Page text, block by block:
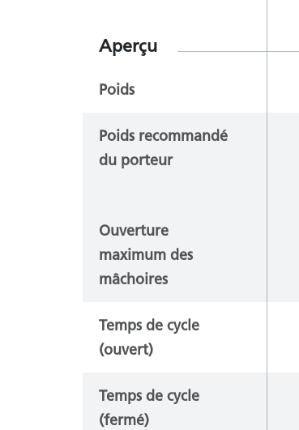
Aperçu
Poids
Poids recommandé
du porteur
Ouverture
maximum des
mâchoires
Temps de cycle
(ouvert)
Temps de cycle
(fermé)